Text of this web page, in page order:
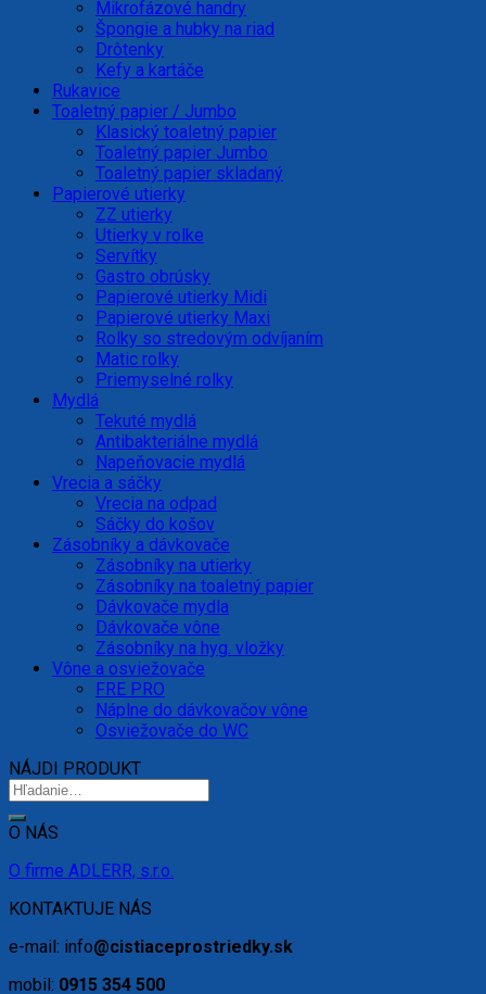
Mikrofázové handry
Špongie a hubky na riad
Drôtenky
Kefy a kartáče
Rukavice
Toaletný papier / Jumbo
Klasický toaletný papier
Toaletný papier Jumbo
Toaletný papier skladaný
Papierové utierky
ZZ utierky
Utierky v rolke
Servítky
Gastro obrúsky
Papierové utierky Midi
Papierové utierky Maxi
Rolky so stredovým odvíjaním
Matic rolky
Priemyselné rolky
Mydlá
Tekuté mydlá
Antibakteriálne mydlá
Napeňovacie mydlá
Vrecia a sáčky
Vrecia na odpad
Sáčky do košov
Zásobníky a dávkovače
Zásobníky na utierky
Zásobníky na toaletný papier
Dávkovače mydla
Dávkovače vône
Zásobníky na hyg. vložky
Vône a osviežovače
FRE PRO
Náplne do dávkovačov vône
Osviežovače do WC
NÁJDI PRODUKT
O NÁS
O firme ADLERR, s.r.o.
KONTAKTUJE NÁS
e-mail: info@cistiaceprostriedky.sk
mobil: 0915 354 500